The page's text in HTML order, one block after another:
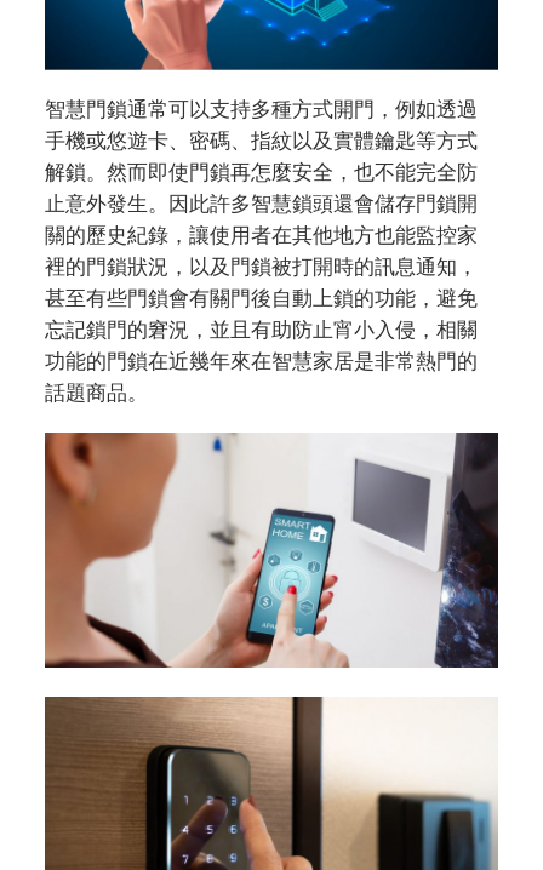
智慧門鎖通常可以支持多種方式開門，例如透過
手機或悠遊卡、密碼、指紋以及實體鑰匙等方式
解鎖。然而即使門鎖再怎麼安全，也不能完全防
止意外發生。因此許多智慧鎖頭還會儲存門鎖開
關的歷史紀錄，讓使用者在其他地方也能監控家
裡的門鎖狀況，以及門鎖被打開時的訊息通知，
甚至有些門鎖會有關門後自動上鎖的功能，避免
忘記鎖門的窘況，並且有助防止宵小入侵，相關
功能的門鎖在近幾年來在智慧家居是非常熱門的
話題商品。